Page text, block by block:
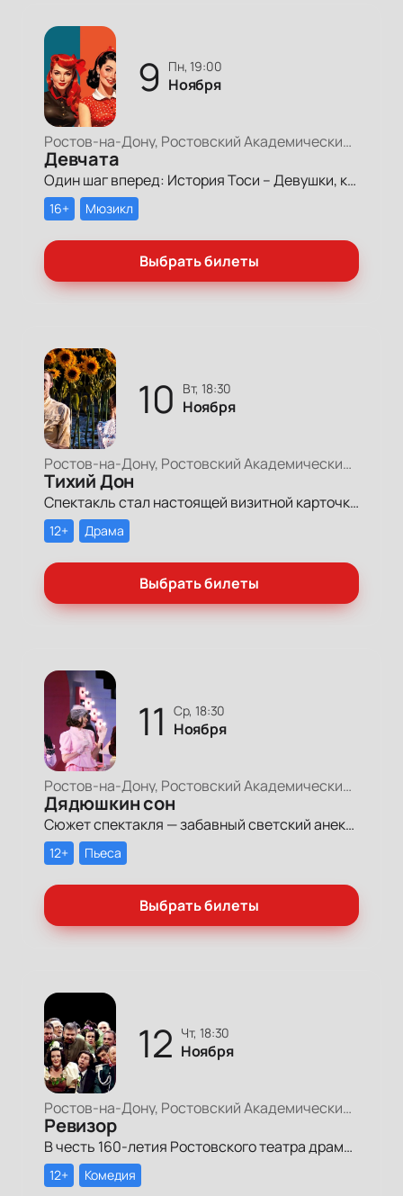
9 пн, 19:00
Ноября
Ростов-на-Дону, Ростовский Академический Театр Драмы, Большая сцена
Девчата
Один шаг вперед: История Тоси – Девушки, которая изменит мир и вернет нам веру в любовь!
16+ Мюзикл
Выбрать билеты
10 вт, 18:30
Ноября
Ростов-на-Дону, Ростовский Академический Театр Драмы, Большая сцена
Тихий Дон
Спектакль стал настоящей визитной карточкой театра и всего региона. Его по достоинству оценили и зрители, и театральная общественность России. Постановка неизменно собирает полные залы в родном театре.
12+ Драма
Выбрать билеты
11 ср, 18:30
Ноября
Ростов-на-Дону, Ростовский Академический Театр Драмы, Малая сцена
Дядюшкин сон
Сюжет спектакля — забавный светский анекдот, раскрашенный оригинальным юмором Достоевского и его фирменным психологизмом.
12+ Пьеса
Выбрать билеты
12 чт, 18:30
Ноября
Ростов-на-Дону, Ростовский Академический Театр Драмы, Большая сцена
Ревизор
В честь 160-летия Ростовского театра драмы состоится премьера спектакля «Ревизор» по пьесе Николая Гоголя, воскрешающая историю театра и восхищающая участием легендарного Михаила Семеновича Щепкина.
12+ Комедия